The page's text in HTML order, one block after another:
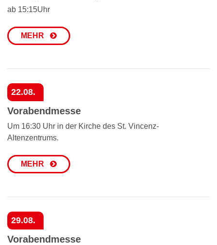
ab 15:15Uhr
MEHR
22.08.
Vorabendmesse
Um 16:30 Uhr in der Kirche des St. Vincenz-
Altenzentrums.
MEHR
29.08.
Vorabendmesse